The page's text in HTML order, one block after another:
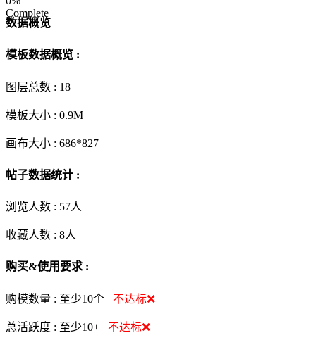
Complete
数据概览
模板数据概览 :
图层总数 : 18
模板大小 : 0.9M
画布大小 : 686*827
帖子数据统计 :
浏览人数 : 57人
收藏人数 : 8人
购买&使用要求 :
购模数量 : 至少10个 不达标❌
总活跃度 : 至少10+ 不达标❌